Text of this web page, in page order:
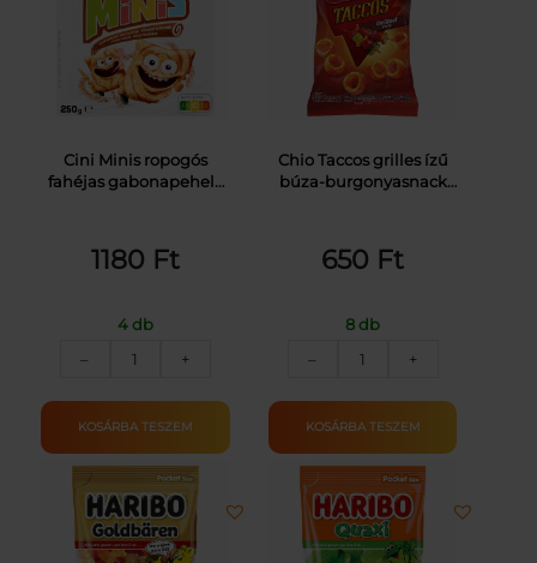
Cini Minis ropogós
fahéjas gabonapehely
250 g
1180 Ft
4 db
–
NESTLÉ
MINIS
GABONAPEH.FAHÉJAS
mennyiség
+
KOSÁRBA TESZEM
Chio Taccos grilles ízű
búza-burgonyasnack
650 Ft
8 db
–
CHIO
65G
mennyiség
+
KOSÁRBA TESZEM